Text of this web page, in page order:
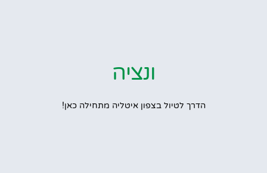
ונציה
הדרך לטיול בצפון איטליה מתחילה כאן!